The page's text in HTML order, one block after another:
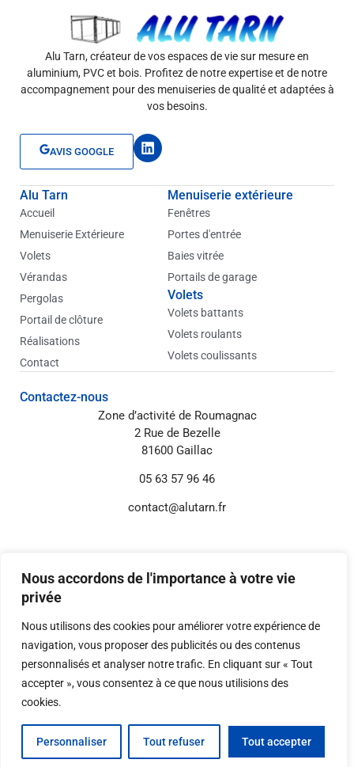
Nous accordons de l'importance à votre vie
privée
Nous utilisons des cookies pour améliorer votre expérience de
navigation, vous proposer des publicités ou des contenus
personnalisés et analyser notre trafic. En cliquant sur « Tout
accepter », vous consentez à ce que nous utilisions des
cookies.
Personnaliser Tout refuser Tout accepter
Alu Tarn, créateur de vos espaces de vie sur mesure en
aluminium, PVC et bois. Profitez de notre expertise et de notre
accompagnement pour des menuiseries de qualité et adaptées à
vos besoins.
AVIS GOOGLE
L
i
k
Alu Tarn
Accueil
Menuiserie Extérieure
Volets
Vérandas
Pergolas
Portail de clôture
Réalisations
Contact
Menuiserie extérieure
Fenêtres
Portes d'entrée
Baies vitrée
Portails de garage
Volets
Volets battants
Volets roulants
Volets coulissants
Contactez-nous
Zone d’activité de Roumagnac
2 Rue de Bezelle
81600 Gaillac
05 63 57 96 46
contact@alutarn.fr
© 2026 Digital-i – Tous droits réservés.
Conception, développement et référencement
réalisés par Digital-i.
Informations annexes
Mentions légales
Politique de confidentialité
05 63 57 96 46
CONTACTEZ-NOUS